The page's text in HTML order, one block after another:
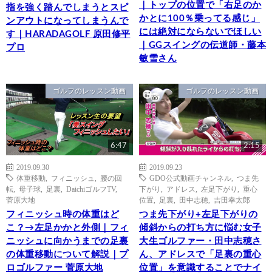
指を強く踏んでしまうとスピ
ンアウトになってしまうんで
す｜HARADAGOLF 原田修平
プロ
｜トップの位置で「右足のか
かとに100％乗ってる感じ」
には絶対にならないでほしい
｜GGスイングの伝道師・藤本
敏雪さん
ゴルフのレッスン動画
6:47
2019.09.30
体重移動
フィニッシュ
腰の回
転
母子球 足裏 DaichiゴルフTV,
菅原大地
フィニッシュ時の体重はど
こ？→左足かかと外側｜フィ
ニッシュに向かうまでの足裏
の体重移動について解説｜プ
ロゴルファー 菅原大地
ゴルフのレッスン動画
2:15
2019.09.23
GDO公式動画チャンネル
つま先
下がり
アドレス 左足下がり
重心
位置
足裏 田中志穂 吉田幸太郎
つま先下がり+左足下がりの
傾斜からの打ち方に悩む女子
大生ゴルファー・田中志穂さ
ん、アドレスで「足裏の重心
位置」を意識することでナイ